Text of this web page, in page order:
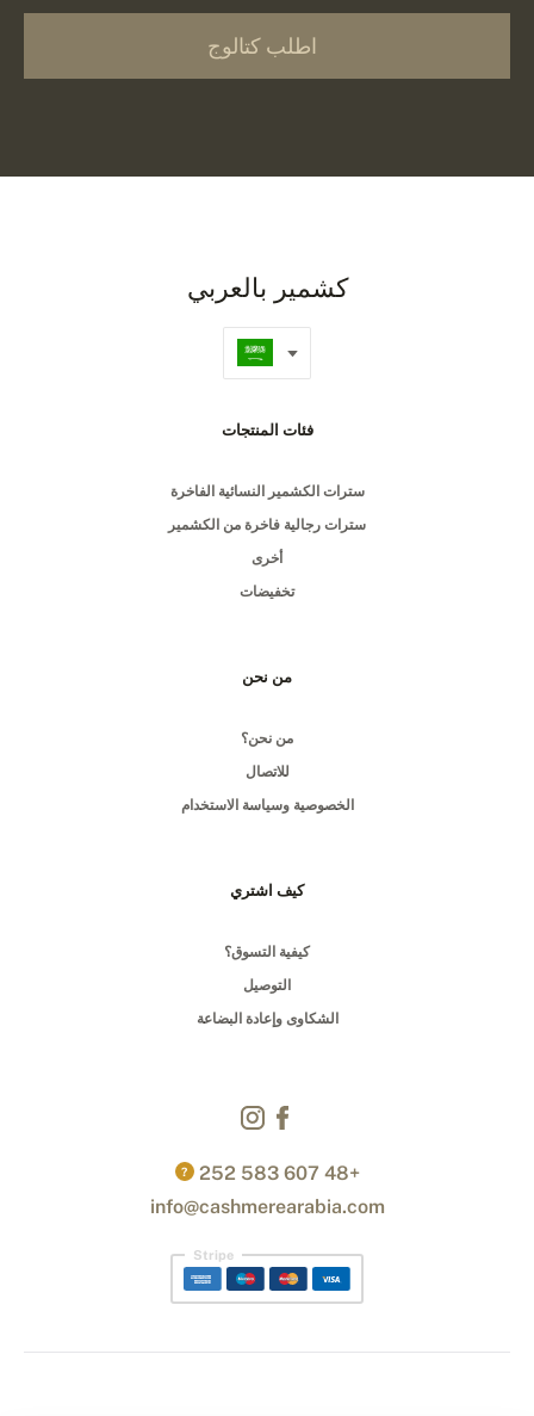
اطلب كتالوج
كشمير بالعربي
فئات المنتجات
سترات الكشمير النسائية الفاخرة
سترات رجالية فاخرة من الكشمير
أخرى
تخفيضات
من نحن
من نحن؟
للاتصال
الخصوصية وسياسة الاستخدام
كيف اشتري
كيفية التسوق؟
التوصيل
الشكاوى وإعادة البضاعة
+48 607 583 252
?
info@cashmerearabia.com
Stripe